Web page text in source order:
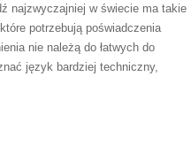
najzwyczajniej w świecie ma takie
potrzebują poświadczenia
nie należą do łatwych do
język bardziej techniczny,